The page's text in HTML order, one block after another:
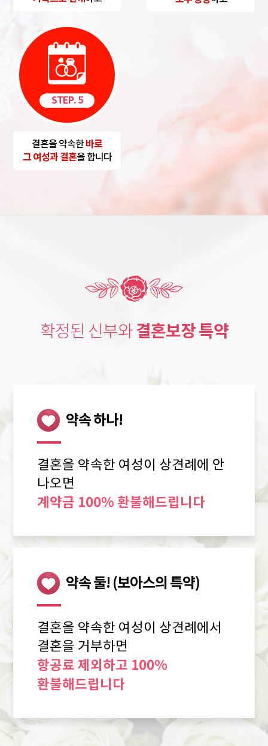
STEP. 5
결혼을 약속한바로
그 여성과 결혼을 합니다
확정된 신부와결혼보장 특약
약속 하나!
결혼을 약속한 여성이 상견례에 안
나오면
계약금 100% 환불해드립니다
약속 둘! (보아스의 특약)
결혼을 약속한 여성이 상견례에서
결혼을 거부하면
항공료 제외하고 100%
환불해드립니다